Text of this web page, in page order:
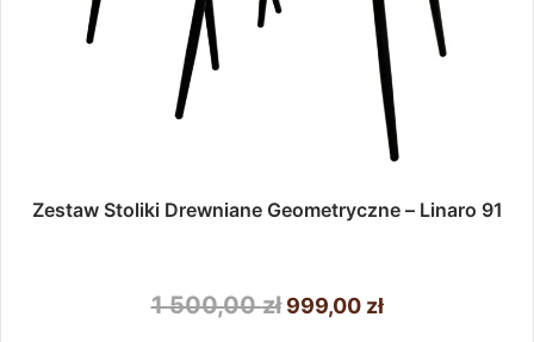
Zestaw Stoliki Drewniane Geometryczne – Linaro 91
1 500,00zł Pierwotna
999,00 złAktualna